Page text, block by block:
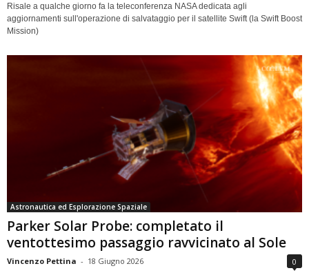
Risale a qualche giorno fa la teleconferenza NASA dedicata agli
aggiornamenti sull'operazione di salvataggio per il satellite Swift (la Swift Boost
Mission)
Astronautica ed Esplorazione Spaziale
Parker Solar Probe: completato il
ventottesimo passaggio ravvicinato al Sole
Vincenzo Pettina - 18 Giugno 2026 0